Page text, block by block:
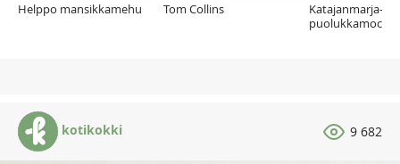
Helppo mansikkamehu Tom Collins
Katajanmarja-
kotikokki 9 682